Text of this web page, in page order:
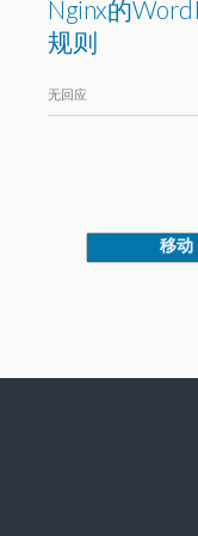
Nginx的
规则
无回应
移动